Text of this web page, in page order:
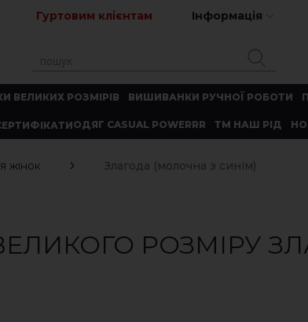
Гуртовим клієнтам Інформація
ВЕЛИКИХ РОЗМІРІВ ВИШИВАНКИ РУЧНОЇ РОБОТИ
ОДЯГ CASUAL POWERRR ТМ НАШ РІД
жінок Злагода (молочна з синім)
РОЗМІРУ